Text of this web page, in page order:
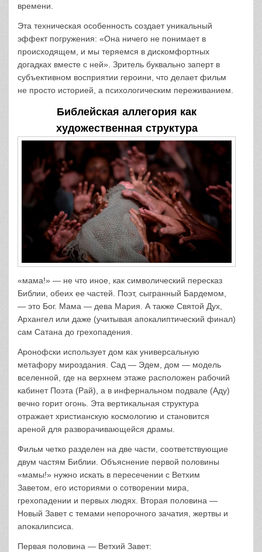
времени.
Эта техническая особенность создает уникальный
эффект погружения: «Она ничего не понимает в
происходящем, и мы теряемся в дискомфортных
догадках вместе с ней». Зритель буквально заперт в
субъективном восприятии героини, что делает фильм
не просто историей, а психологическим переживанием.
Библейская аллегория как
художественная структура
«мама!» — не что иное, как символический пересказ
Библии, обеих ее частей. Поэт, сыгранный Бардемом,
— это Бог. Мама — дева Мария. А также Святой Дух,
Архангел или даже (учитывая апокалиптический финал)
сам Сатана до грехопадения.
Аронофски использует дом как универсальную
метафору мироздания. Сад — Эдем, дом — модель
вселенной, где на верхнем этаже расположен рабочий
кабинет Поэта (Рай), а в инфернальном подвале (Аду)
вечно горит огонь. Эта вертикальная структура
отражает христианскую космологию и становится
ареной для разворачивающейся драмы.
Фильм четко разделен на две части, соответствующие
двум частям Библии. Объяснение первой половины
«мамы!» нужно искать в пересечении с Ветхим
Заветом, его историями о сотворении мира,
грехопадении и первых людях. Вторая половина —
Новый Завет с темами непорочного зачатия, жертвы и
апокалипсиса.
Первая половина — Ветхий Завет: